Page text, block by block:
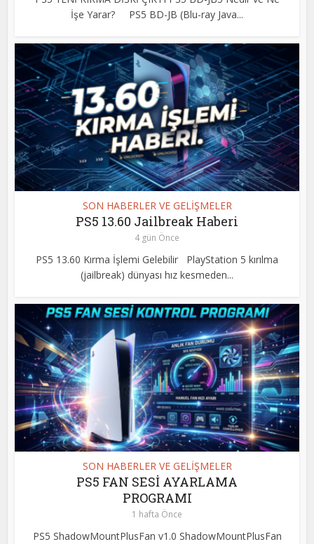
İşe Yarar? PS5 BD-JB (Blu-ray Java...
SON HABERLER VE GELİŞMELER
PS5 13.60 Jailbreak Haberi
4 gün Önce
PS5 13.60 Kırma İşlemi Gelebilir PlayStation 5 kırılma
(jailbreak) dünyası hız kesmeden...
SON HABERLER VE GELİŞMELER
PS5 FAN SESİ AYARLAMA
PROGRAMI
1 hafta Önce
PS5 ShadowMountPlusFan v1.0 ShadowMountPlusFan